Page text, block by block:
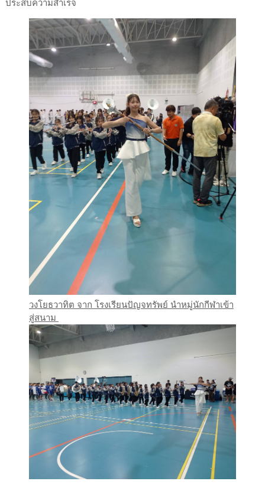
ประสบความสำเร็จ
วงโยธวาทิต จาก โรงเรียนปัญจทรัพย์ นำหมู่นักกีฬาเข้า
สู่สนาม